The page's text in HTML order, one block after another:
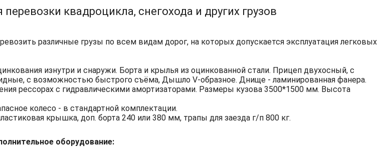
квадроцикла, снегохода и других грузов
различные грузы по всем видам дорог, на которых допускается эксплуатация легковых
изнутри и снаружи. Борта и крылья из оцинкованной стали. Прицеп двухосный, с
с возможностью быстрого съёма, Дышло V-образное. Днище - ламинированная фанера.
рессорах с гидравлическими амортизаторами. Размеры кузова 3500*1500 мм. Высота
колесо - в стандартной комплектации.
крышка, доп. борта 240 или 380 мм, трапы для заезда г/п 800 кг.
оборудование: